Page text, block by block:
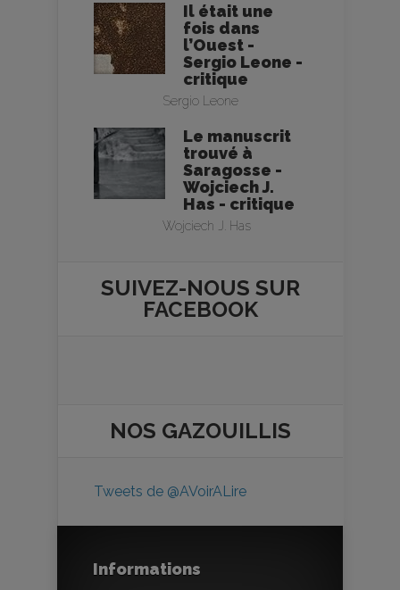
Il était une
fois dans
l’Ouest -
Sergio Leone -
critique
Sergio Leone
Le manuscrit
trouvé à
Saragosse -
Wojciech J.
Has - critique
Wojciech J. Has
SUIVEZ-NOUS SUR
FACEBOOK
NOS GAZOUILLIS
Tweets de @AVoirALire
Informations